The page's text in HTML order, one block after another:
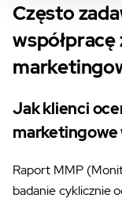
Często
Jak klienci
marketingowe
Raport MMP
badanie cyklicznie